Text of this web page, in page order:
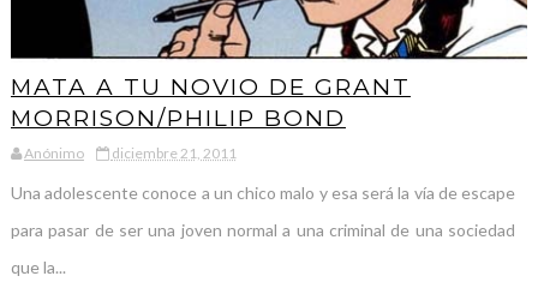
MATA A TU NOVIO DE GRANT
MORRISON/PHILIP BOND
Anónimo diciembre 21, 2011
Una adolescente conoce a un chico malo y esa será la vía de escape
para pasar de ser una joven normal a una criminal de una sociedad
que la...